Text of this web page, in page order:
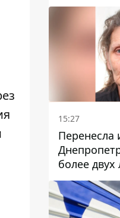
15:27
Перенесла
более